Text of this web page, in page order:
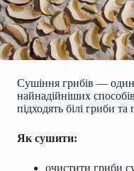
Сушіння грибів — один
найнадійніших
підходять білі гриби та
Як сушити:
очистити гриби